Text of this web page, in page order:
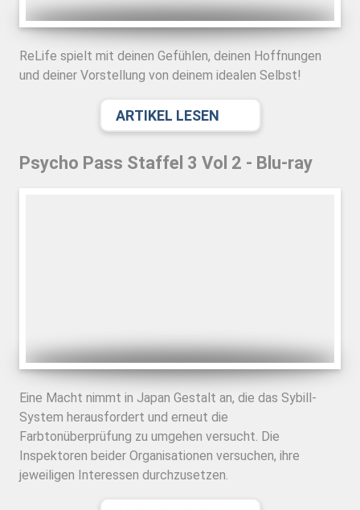
ReLife spielt mit deinen Gefühlen, deinen Hoffnungen
und deiner Vorstellung von deinem idealen Selbst!
ARTIKEL LESEN
Psycho Pass Staffel 3 Vol 2 - Blu-ray
Eine Macht nimmt in Japan Gestalt an, die das Sybill-
System herausfordert und erneut die
Farbtonüberprüfung zu umgehen versucht. Die
Inspektoren beider Organisationen versuchen, ihre
jeweiligen Interessen durchzusetzen.